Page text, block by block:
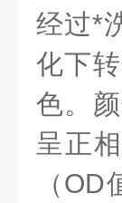
经过*
化下
色。
呈正
（